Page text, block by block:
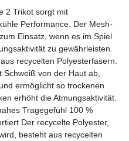
2 Trikot sorgt mit
Performance. Der Mesh-
Einsatz, wenn es im Spiel
zu gewährleisten.
recycelten Polyesterfasern.
Schweiß von der Haut ab,
ermöglicht so trockenen
erhöht die Atmungsaktivität.
Tragegefühl 100 %
Der recycelte Polyester,
besteht aus recycelten